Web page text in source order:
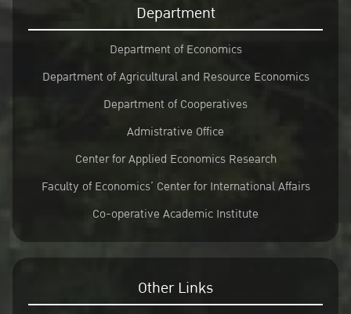
Department
Department of Economics
Department of Agricultural and Resource Economics
Department of Cooperatives
Admistrative Office
Center for Applied Economics Research
Faculty of Economics’ Center for International Affairs
Co-operative Academic Institute
Other Links